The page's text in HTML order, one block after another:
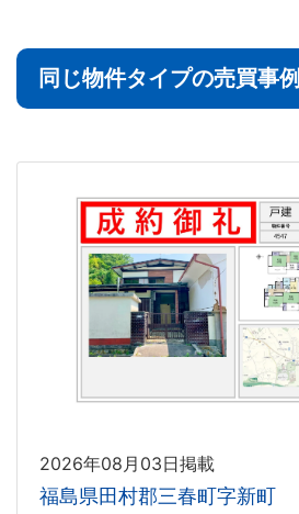
同じ物件タイプの売買事例
2026年08月03日掲載
福島県田村郡三春町字新町